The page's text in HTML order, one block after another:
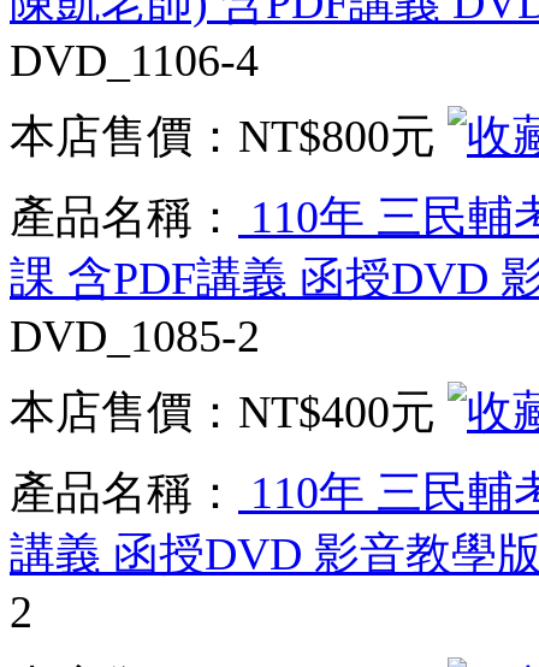
DVD_1106-4
本店售價： NT$800元
產品名稱：
110年 三民輔
課 含PDF講義 函授DVD
DVD_1085-2
本店售價： NT$400元
產品名稱：
110年 三民輔
講義 函授DVD 影音教學
2